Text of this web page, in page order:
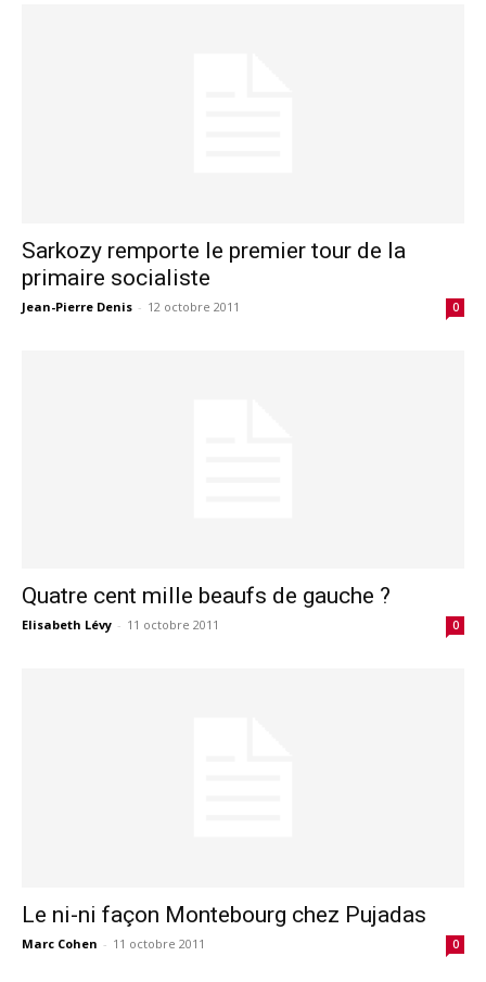
Sarkozy remporte le premier tour de la
primaire socialiste
Jean-Pierre Denis - 12 octobre 2011 0
Quatre cent mille beaufs de gauche ?
Elisabeth Lévy - 11 octobre 2011 0
Le ni-ni façon Montebourg chez Pujadas
Marc Cohen - 11 octobre 2011 0